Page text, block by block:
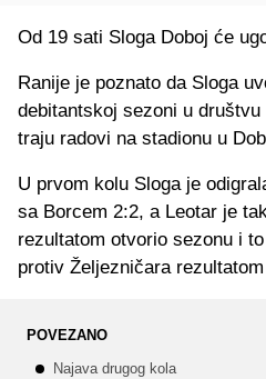
Od 19 sati Sloga Doboj će
Ranije je poznato da Sloga
debitantskoj sezoni u
traju radovi na stadionu u
U prvom kolu Sloga je
sa Borcem 2:2, a Leotar je
rezultatom otvorio sezonu i
protiv Željezničara
POVEZANO
Najava drugog kola